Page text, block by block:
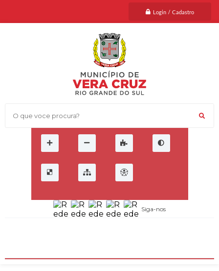
Login / Cadastro
O que voce procura?
Siga-nos